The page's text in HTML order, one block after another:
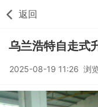
返回
乌兰浩特自走式
2025-08-19 11:26 浏